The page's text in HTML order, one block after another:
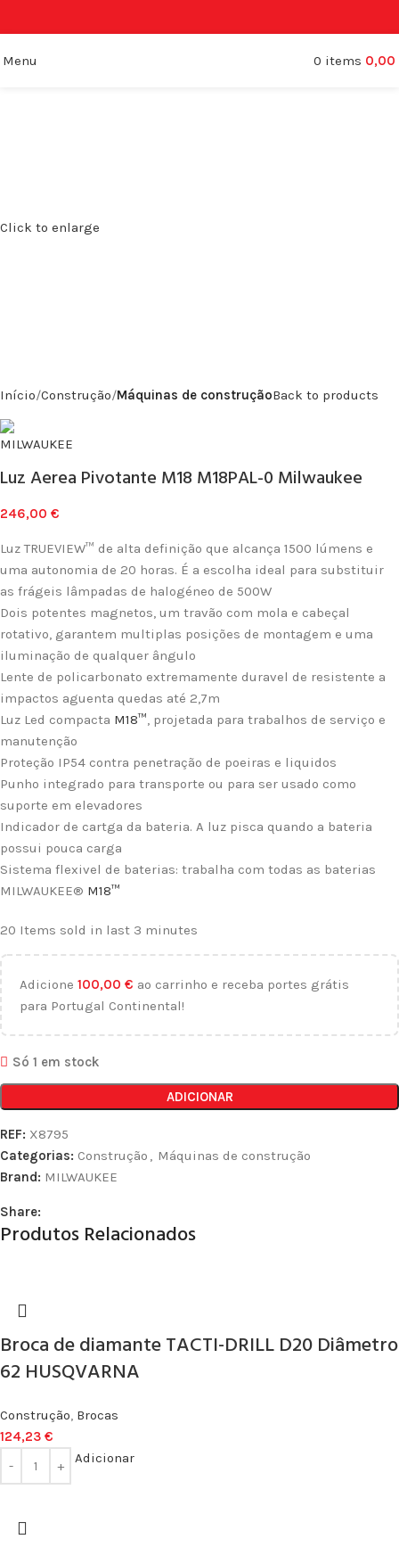
Menu 0 items 0,00
Click to enlarge
Início Construção Máquinas de construçãoBack to products
Luz Aerea Pivotante M18 M18PAL-0 Milwaukee
246,00 €
Luz TRUEVIEW™ de alta definição que alcança 1500 lúmens e
uma autonomia de 20 horas. É a escolha ideal para substituir
as frágeis lâmpadas de halogéneo de 500W
Dois potentes magnetos, um travão com mola e cabeçal
rotativo, garantem multiplas posições de montagem e uma
iluminação de qualquer ângulo
Lente de policarbonato extremamente duravel de resistente a
impactos aguenta quedas até 2,7m
Luz Led compacta M18™, projetada para trabalhos de serviço e
manutenção
Proteção IP54 contra penetração de poeiras e liquidos
Punho integrado para transporte ou para ser usado como
suporte em elevadores
Indicador de cartga da bateria. A luz pisca quando a bateria
possui pouca carga
Sistema flexivel de baterias: trabalha com todas as baterias
MILWAUKEE® M18™
20 Items sold in last 3 minutes
Adicione 100,00 € ao carrinho e receba portes grátis
para Portugal Continental!
Só 1 em stock
ADICIONAR
REF: X8795
Categorias: Construção , Máquinas de construção
Brand: MILWAUKEE
Share:
Produtos Relacionados
Broca de diamante TACTI-DRILL D20 Diâmetro
62 HUSQVARNA
Construção, Brocas
124,23 €
Adicionar